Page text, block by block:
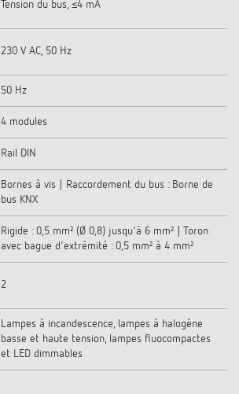
Tension du bus, ≤4 mA
230 V AC, 50 Hz
50 Hz
4 modules
Rail DIN
Bornes à vis | Raccordement du bus : Borne de
bus KNX
Rigide : 0,5 mm² (Ø 0,8) jusqu'à 6 mm² | Toron
avec bague d'extrémité : 0,5 mm² à 4 mm²
2
Lampes à incandescence, lampes à halogène
basse et haute tension, lampes fluocompactes
et LED dimmables